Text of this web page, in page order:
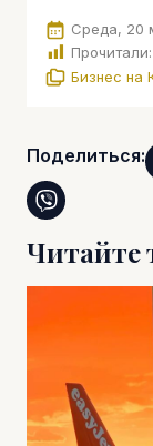
Среда, 20
Прочитали:
Бизнес на
Поделиться:
Читайте